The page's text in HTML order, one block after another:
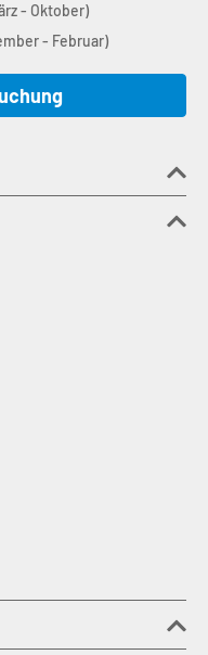
- Oktober)
- Februar)